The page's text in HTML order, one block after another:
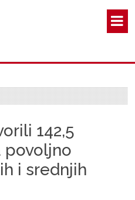
142,5
povoljno
i srednjih